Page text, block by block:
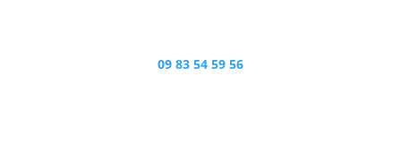
09 83 54 59 56